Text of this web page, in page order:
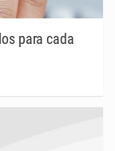
para cada